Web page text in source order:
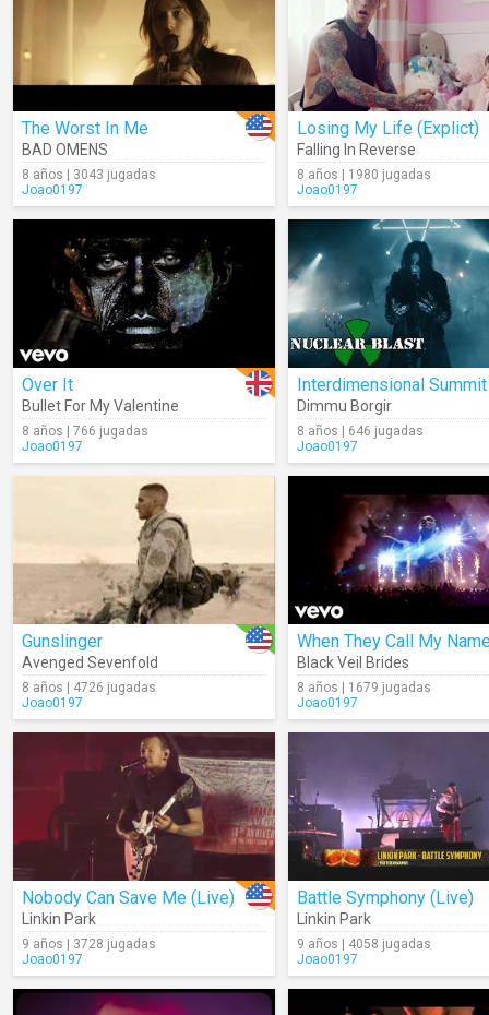
The Worst In Me
BAD OMENS
8 años | 3043 jugadas
Joao0197
Losing My Life (Explict)
Falling In Reverse
8 años | 1980 jugadas
Joao0197
Over It
Bullet For My Valentine
8 años | 766 jugadas
Joao0197
Interdimensional Summit
Dimmu Borgir
8 años | 646 jugadas
Joao0197
Gunslinger
Avenged Sevenfold
8 años | 4726 jugadas
Joao0197
When They Call My
Black Veil Brides
8 años | 1679 jugadas
Joao0197
Nobody Can Save Me (Live)
Linkin Park
9 años | 3728 jugadas
Joao0197
Battle Symphony (Live)
Linkin Park
9 años | 4058 jugadas
Joao0197